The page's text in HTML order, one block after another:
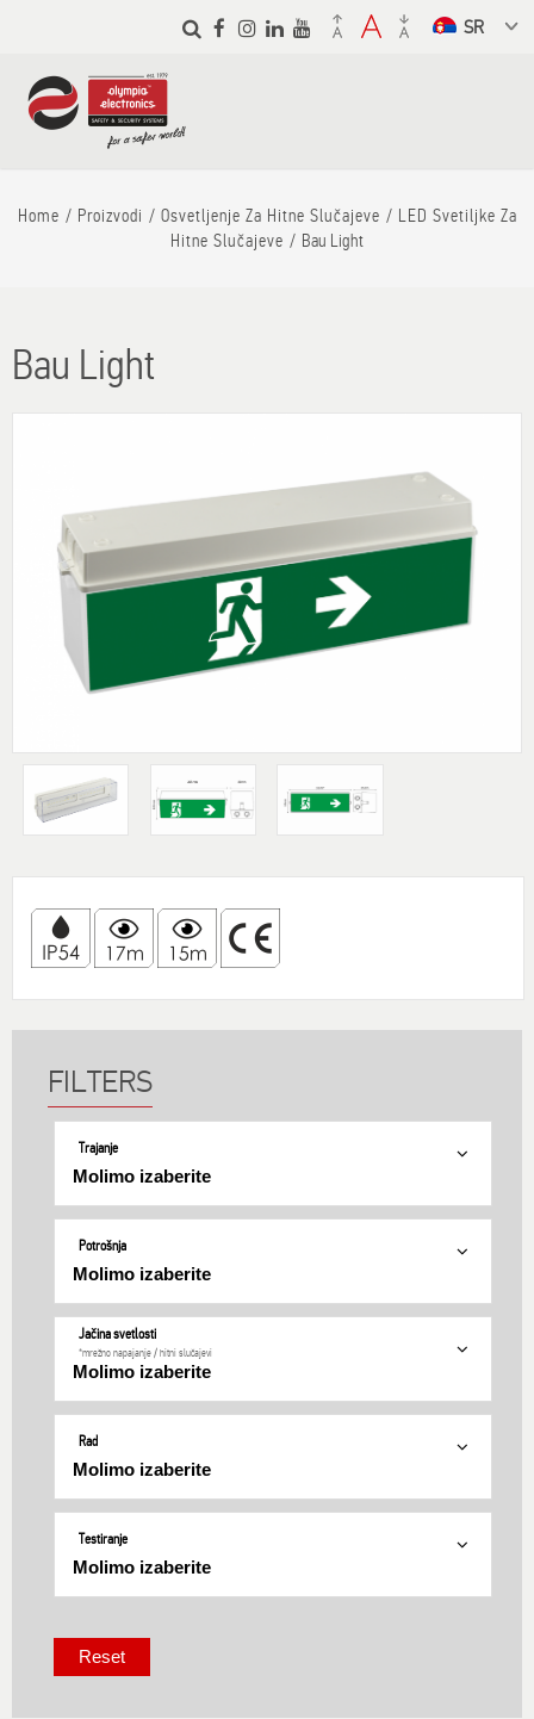
Skip to
main
Home Proizvodi Osvetljenje Za Hitne Slučajeve
LED Svetiljke Za
Hitne Slučajeve
Bau Light
Bau Light
Trajanje
Potrošnja
Jačina svetlosti
*mrežno napajanje / hitni slučajevi
Rad
Testiranje